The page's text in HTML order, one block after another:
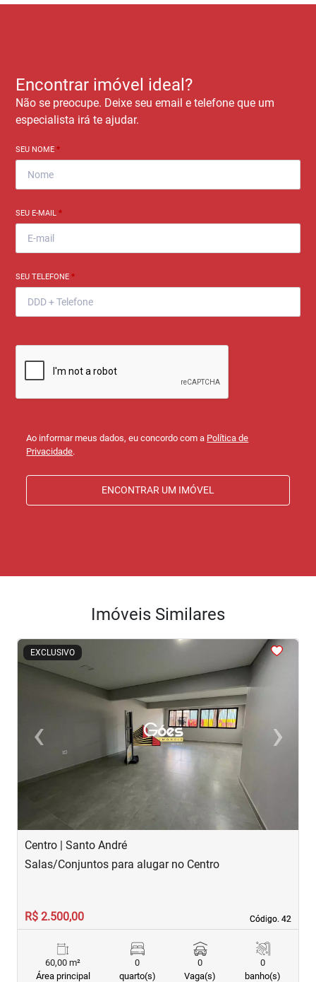
Encontrar imóvel ideal?
Não se preocupe. Deixe seu email e telefone que um
especialista irá te ajudar.
SEU NOME*
SEU E-MAIL*
SEU TELEFONE*
Ao informar meus dados, eu concordo com a Política de
Privacidade.
ENCONTRAR UM IMÓVEL
Imóveis Similares
EXCLUSIVO
<<<<
‹Previous ›
Next
Centro | Santo André
Código. 42
Código. 42
Salas/Conjuntos para alugar no Centro
R$ 2.500,00
60,00 m²
Área principal
0
quarto(s)
0
Vaga(s)
0
banho(s)